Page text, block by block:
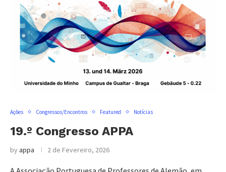
Ações Congressos/Encontros Featured Notícias
19.º Congresso APPA
byappa 2 de Fevereiro, 2026